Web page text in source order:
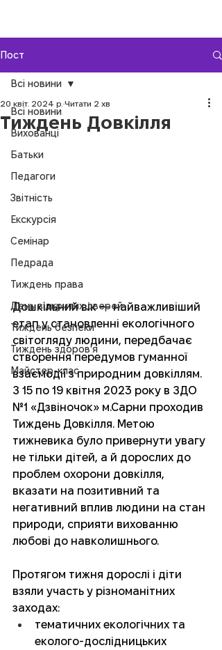
Пост
Всі новини
Вихованці
Батьки
Педагоги
Звітність
Екскурсія
Семінар
Педрада
Тиждень права
День відкритих дверей
Тиждень безпеки
Тиждень здоров'я
Майстер-клас
Всі новини
Тиждень Довкілля
20 квіт. 2024 р. Читати 2 хв
Дошкільний вік — найважливіший
етап у становленні екологічного
світогляду людини, передбачає
створення передумов гуманної
взаємодії з природним довкіллям.
З 15 по 19 квітня 2023 року в ЗДО
№1 «Дзвіночок» м.Сарни проходив
Тиждень Довкілля. Метою
тижневика було привернути увагу
не тільки дітей, а й дорослих до
проблем охорони довкілля,
вказати на позитивний та
негативний вплив людини на стан
природи, сприяти вихованню
любові до навколишнього.
Протягом тижня дорослі і діти
взяли участь у різноманітних
заходах:
тематичних екологічних та
еколого-дослідницьких